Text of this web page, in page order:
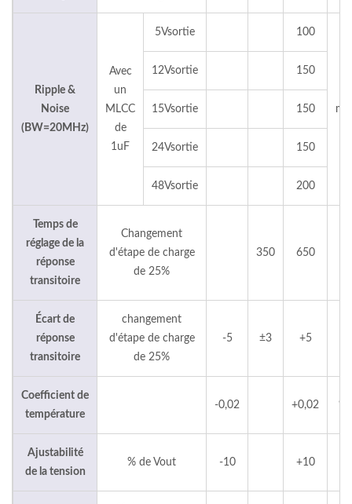
Ripple &
Noise
(BW=20MHz)
Avec
un
MLCC
de
1uF
5Vsortie 100
12Vsortie 150
15Vsortie 150
24Vsortie 150
48Vsortie 200
Temps de
réglage de la
réponse
transitoire
Changement
d'étape de charge
de 25%
350 650
Écart de
réponse
transitoire
changement
d'étape de charge
de 25%
-5 ±3 +5
Coefficient de
température
-0,02 +0,02
Ajustabilité
de la tension
% de Vout -10 +10